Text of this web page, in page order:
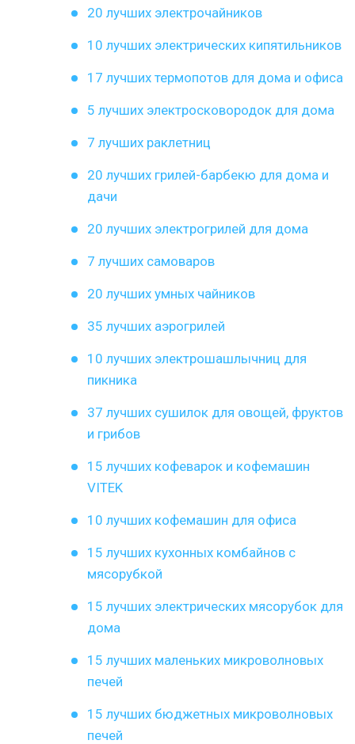
20 лучших электрочайников
10 лучших электрических кипятильников
17 лучших термопотов для дома и офиса
5 лучших электросковородок для дома
7 лучших раклетниц
20 лучших грилей-барбекю для дома и
дачи
20 лучших электрогрилей для дома
7 лучших самоваров
20 лучших умных чайников
35 лучших аэрогрилей
10 лучших электрошашлычниц для
пикника
37 лучших сушилок для овощей, фруктов
и грибов
15 лучших кофеварок и кофемашин
VITEK
10 лучших кофемашин для офиса
15 лучших кухонных комбайнов с
мясорубкой
15 лучших электрических мясорубок для
дома
15 лучших маленьких микроволновых
печей
15 лучших бюджетных микроволновых
печей